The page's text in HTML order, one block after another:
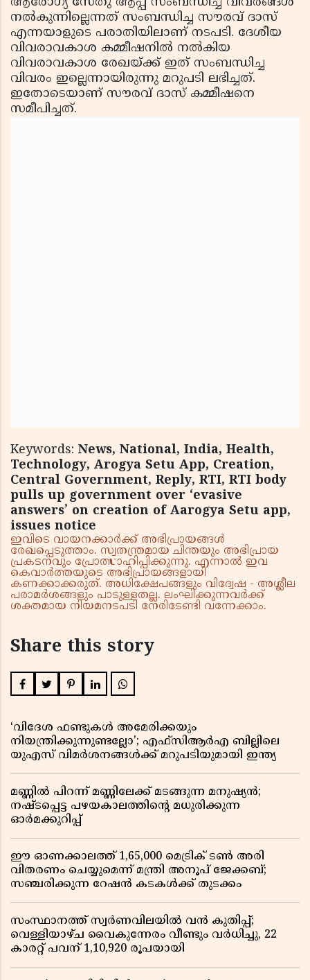
നല്‍കുന്നില്ലെന്നത് സംബന്ധിച്ച സൗരവ് ദാസ്
എന്നയാളുടെ പരാതിയിലാണ് നടപടി. ദേശീയ
വിവരാവകാശ കമ്മീഷനില്‍ നല്‍കിയ
വിവരാവകാശ രേഖയ്ക്ക് ഇത് സംബന്ധിച്ച
വിവരം ഇല്ലെന്നായിരുന്നു മറുപടി ലഭിച്ചത്.
ഇതോടെയാണ് സൗരവ് ദാസ് കമ്മീഷനെ
സമീപിച്ചത്.
Keywords: News, National, India, Health,
Technology, Arogya Setu App, Creation,
Central Government, Reply, RTI, RTI body
pulls up government over ‘evasive
answers’ on creation of Aarogya Setu app,
issues notice
ഇവിടെ വായനക്കാർക്ക് അഭിപ്രായങ്ങൾ
രേഖപ്പെടുത്താം. സ്വതന്ത്രമായ ചിന്തയും അഭിപ്രായ
പ്രകടനവും പ്രോത്സാഹിപ്പിക്കുന്നു. എന്നാൽ ഇവ
കെവാർത്തയുടെ അഭിപ്രായങ്ങളായി
കണക്കാക്കരുത്. അധിക്ഷേപങ്ങളും വിദ്വേഷ - അശ്ലീല
പരാമർശങ്ങളും പാടുള്ളതല്ല. ലംഘിക്കുന്നവർക്ക്
ശക്തമായ നിയമനടപടി നേരിടേണ്ടി വന്നേക്കാം.
Share this story
‘വിദേശ ഫണ്ടുകൾ അമേരിക്കയും
നിയന്ത്രിക്കുന്നുണ്ടല്ലോ’; എഫ്സിആർഎ ബില്ലിലെ
യുഎസ് വിമർശനങ്ങൾക്ക് മറുപടിയുമായി ഇന്ത്യ
മണ്ണിൽ പിറന്ന് മണ്ണിലേക്ക് മടങ്ങുന്ന മനുഷ്യൻ;
നഷ്ടപ്പെട്ട പഴയകാലത്തിൻ്റെ മധുരിക്കുന്ന
ഓർമക്കുറിപ്പ്
ഈ ഓണക്കാലത്ത് 1,65,000 മെട്രിക് ടൺ അരി
വിതരണം ചെയ്യുമെന്ന് മന്ത്രി അനൂപ് ജേക്കബ്;
സഞ്ചരിക്കുന്ന റേഷൻ കടകൾക്ക് തുടക്കം
സംസ്ഥാനത്ത് സ്വർണവിലയിൽ വൻ കുതിപ്പ്;
വെള്ളിയാഴ്ച വൈകുന്നേരം വീണ്ടും വർധിച്ചു, 22
കാരറ്റ് പവന് 1,10,920 രൂപയായി